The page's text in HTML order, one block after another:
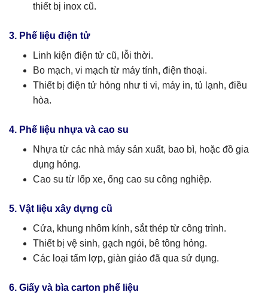
thiết bị inox cũ.
3. Phế liệu điện tử
Linh kiện điện tử cũ, lỗi thời.
Bo mạch, vi mạch từ máy tính, điện thoại.
Thiết bị điện tử hỏng như ti vi, máy in, tủ lạnh, điều
hòa.
4. Phế liệu nhựa và cao su
Nhựa từ các nhà máy sản xuất, bao bì, hoặc đồ gia
dụng hỏng.
Cao su từ lốp xe, ống cao su công nghiệp.
5. Vật liệu xây dựng cũ
Cửa, khung nhôm kính, sắt thép từ công trình.
Thiết bị vệ sinh, gạch ngói, bê tông hỏng.
Các loại tấm lợp, giàn giáo đã qua sử dụng.
6. Giấy và bìa carton phế liệu